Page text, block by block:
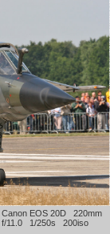
Canon EOS 20D 220mm
f/11.0 1/250s 200iso